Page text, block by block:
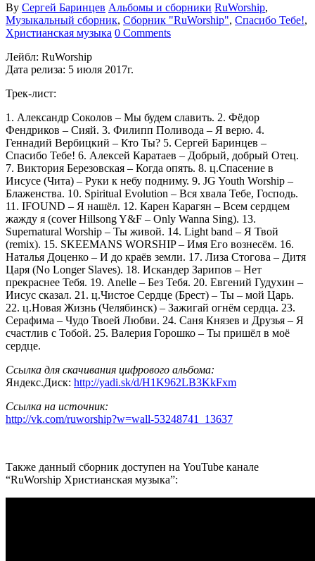
By Сергей Баринцев Альбомы и сборники RuWorship,
Музыкальный сборник, Сборник "RuWorship", Спасибо Тебе!,
Христианская музыка 0 Comments
Лейбл: RuWorship
Дата релиза: 5 июля 2017г.
Трек-лист:
1. Александр Соколов – Мы будем славить. 2. Фёдор
Фендриков – Сияй. 3. Филипп Поливода – Я верю. 4.
Геннадий Вербицкий – Кто Ты? 5. Сергей Баринцев –
Спасибо Тебе! 6. Алексей Каратаев – Добрый, добрый Отец.
7. Виктория Березовская – Когда опять. 8. ц.Спасение в
Иисусе (Чита) – Руки к небу подниму. 9. JG Youth Worship –
Блаженства. 10. Spiritual Evolution – Вся хвала Тебе, Господь.
11. IFOUND – Я нашёл. 12. Карен Карагян – Всем сердцем
жажду я (cover Hillsong Y&F – Only Wanna Sing). 13.
Supernatural Worship – Ты живой. 14. Light band – Я Твой
(remix). 15. SKEEMANS WORSHIP – Имя Его вознесём. 16.
Наталья Доценко – И до краёв земли. 17. Лиза Стогова – Дитя
Царя (No Longer Slaves). 18. Искандер Зарипов – Нет
прекраснее Тебя. 19. Anelle – Без Тебя. 20. Евгений Гудухин –
Иисус сказал. 21. ц.Чистое Сердце (Брест) – Ты – мой Царь.
22. ц.Новая Жизнь (Челябинск) – Зажигай огнём сердца. 23.
Серафима – Чудо Твоей Любви. 24. Саня Князев и Друзья – Я
счастлив с Тобой. 25. Валерия Горошко – Ты пришёл в моё
сердце.
Ссылка для скачивания цифрового альбома:
Яндекс.Диск: http://yadi.sk/d/H1K962LB3KkFxm
Ссылка на источник:
http://vk.com/ruworship?w=wall-53248741_13637
Также данный сборник доступен на YouTube канале
“RuWorship Христианская музыка”: